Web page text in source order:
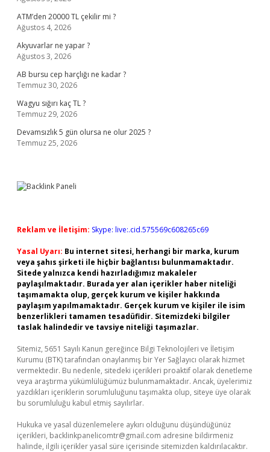
ATM’den 20000 TL çekilir mi ?
Ağustos 4, 2026
Akyuvarlar ne yapar ?
Ağustos 3, 2026
AB bursu cep harçlığı ne kadar ?
Temmuz 30, 2026
Wagyu sığırı kaç TL ?
Temmuz 29, 2026
Devamsızlık 5 gün olursa ne olur 2025 ?
Temmuz 25, 2026
Reklam ve İletişim: Skype: live:.cid.575569c608265c69
Yasal Uyarı: Bu internet sitesi, herhangi bir marka, kurum
veya şahıs şirketi ile hiçbir bağlantısı bulunmamaktadır.
Sitede yalnızca kendi hazırladığımız makaleler
paylaşılmaktadır. Burada yer alan içerikler haber niteliği
taşımamakta olup, gerçek kurum ve kişiler hakkında
paylaşım yapılmamaktadır. Gerçek kurum ve kişiler ile isim
benzerlikleri tamamen tesadüfidir. Sitemizdeki bilgiler
taslak halindedir ve tavsiye niteliği taşımazlar.
Sitemiz, 5651 Sayılı Kanun gereğince Bilgi Teknolojileri ve İletişim
Kurumu (BTK) tarafından onaylanmış bir Yer Sağlayıcı olarak hizmet
vermektedir. Bu nedenle, sitedeki içerikleri proaktif olarak denetleme
veya araştırma yükümlülüğümüz bulunmamaktadır. Ancak, üyelerimiz
yazdıkları içeriklerin sorumluluğunu taşımakta olup, siteye üye olarak
bu sorumluluğu kabul etmiş sayılırlar.
Hukuka ve yasal düzenlemelere aykırı olduğunu düşündüğünüz
içerikleri, backlinkpanelicomtr@gmail.com adresine bildirmeniz
halinde, ilgili içerikler yasal süre içerisinde sitemizden kaldırılacaktır.